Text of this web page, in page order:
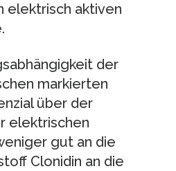
elektrisch aktiven
der
markierten
über der
elektrischen
gut an die
Clonidin an die